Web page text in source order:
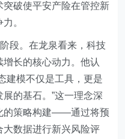
破使平安产险在管控新
。
段。在龙泉看来，科技
长的核心动力。他认
建模不仅是工具，更是
的基石。”这一理念深
的策略构建——通过将预
数据进行新兴风险评